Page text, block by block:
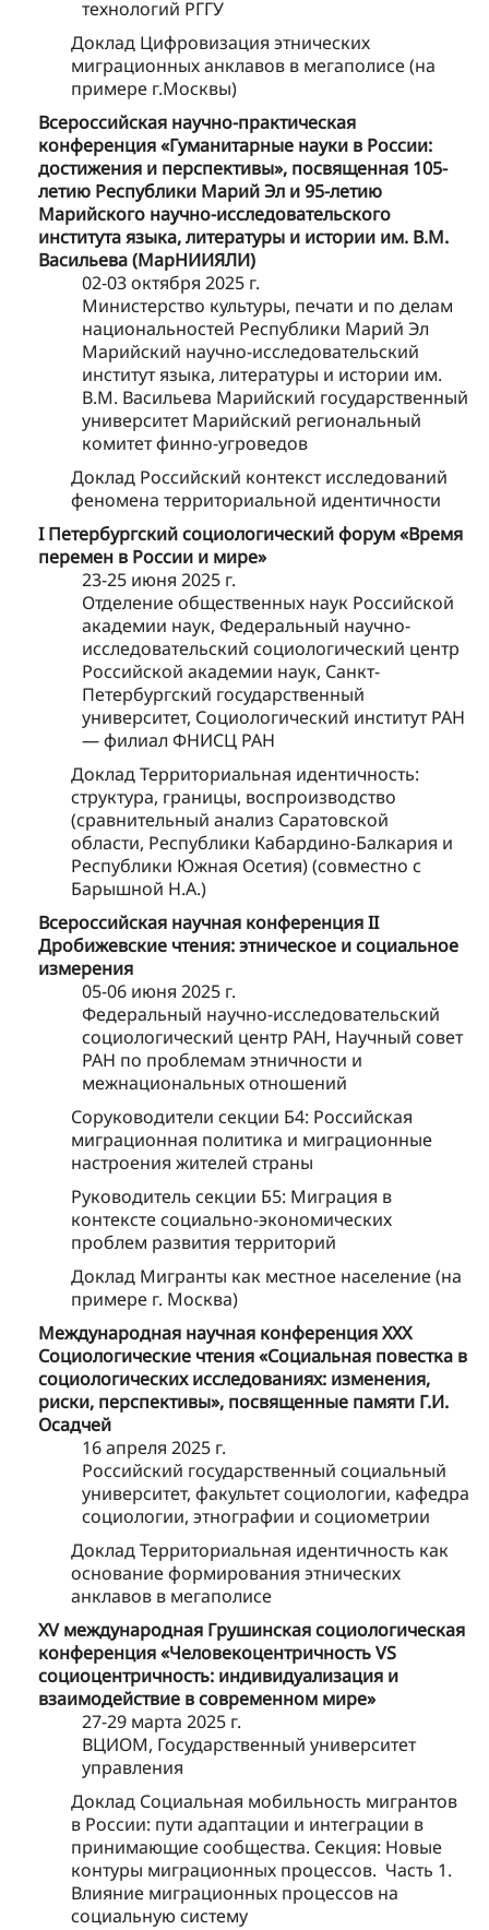
технологий РГГУ
Доклад Цифровизация этнических
миграционных анклавов в мегаполисе (на
примере г.Москвы)
Всероссийская научно-практическая
конференция «Гуманитарные науки в России:
достижения и перспективы», посвященная 105-
летию Республики Марий Эл и 95-летию
Марийского научно-исследовательского
института языка, литературы и истории им. В.М.
Васильева (МарНИИЯЛИ)
02-03 октября 2025 г.
Министерство культуры, печати и по делам
национальностей Республики Марий Эл
Марийский научно-исследовательский
институт языка, литературы и истории им.
В.М. Васильева Марийский государственный
университет Марийский региональный
комитет финно-угроведов
Доклад Российский контекст исследований
феномена территориальной идентичности
I Петербургский социологический форум «Время
перемен в России и мире»
23-25 июня 2025 г.
Отделение общественных наук Российской
академии наук, Федеральный научно-
исследовательский социологический центр
Российской академии наук, Санкт-
Петербургский государственный
университет, Социологический институт РАН
— филиал ФНИСЦ РАН
Доклад Территориальная идентичность:
структура, границы, воспроизводство
(сравнительный анализ Саратовской
области, Республики Кабардино-Балкария и
Республики Южная Осетия) (совместно с
Барышной Н.А.)
Всероссийская научная конференция II
Дробижевские чтения: этническое и социальное
измерения
05-06 июня 2025 г.
Федеральный научно-исследовательский
социологический центр РАН, Научный совет
РАН по проблемам этничности и
межнациональных отношений
Соруководители секции Б4: Российская
миграционная политика и миграционные
настроения жителей страны
Руководитель секции Б5: Миграция в
контексте социально-экономических
проблем развития территорий
Доклад Мигранты как местное население (на
примере г. Москва)
Международная научная конференция XXX
Социологические чтения «Социальная повестка в
социологических исследованиях: изменения,
риски, перспективы», посвященные памяти Г.И.
Осадчей
16 апреля 2025 г.
Российский государственный социальный
университет, факультет социологии, кафедра
социологии, этнографии и социометрии
Доклад Территориальная идентичность как
основание формирования этнических
анклавов в мегаполисе
XV международная Грушинская социологическая
конференция «Человекоцентричность VS
социоцентричность: индивидуализация и
взаимодействие в современном мире»
27-29 марта 2025 г.
ВЦИОМ, Государственный университет
управления
Доклад Социальная мобильность мигрантов
в России: пути адаптации и интеграции в
принимающие сообщества. Секция: Новые
контуры миграционных процессов. Часть 1.
Влияние миграционных процессов на
социальную систему